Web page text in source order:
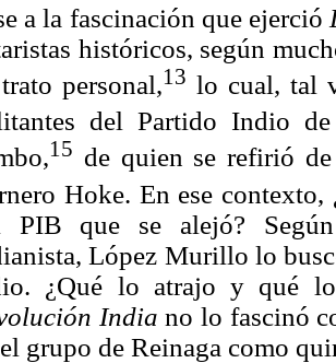
a la fascinación que ejerció
históricos, según
personal,13 lo cual, tal
del Partido Indio
15 de quien se refirió
Hoke. En ese
PIB que se alejó?
López Murillo lo
¿Qué lo atrajo y qué
Indiano lo fascinó
grupo de Reinaga como